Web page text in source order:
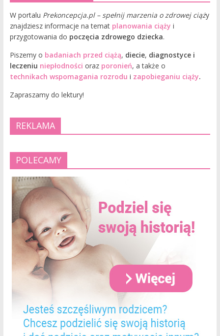
W portalu Prekoncepcja.pl – spełnij marzenia o zdrowej ciąży
znajdziesz informacje na temat planowania ciąży i
przygotowania do poczęcia zdrowego dziecka.
Piszemy o badaniach przed ciążą, diecie, diagnostyce i
leczeniu niepłodności oraz poronień, a także o
technikach wspomagania rozrodu i zapobieganiu ciąży.
Zapraszamy do lektury!
REKLAMA
POLECAMY